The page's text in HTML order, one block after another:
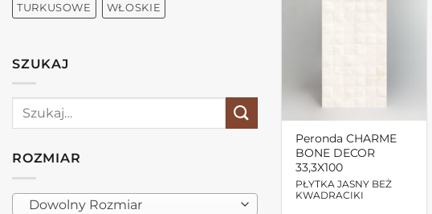
TURKUSOWE WŁOSKIE
SZUKAJ
Szukaj:
ROZMIAR
Dowolny Rozmiar
Peronda CHARME
BONE DECOR
33,3X100
PŁYTKA JASNY BEŻ
KWADRACIKI